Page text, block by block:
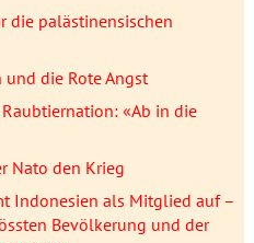
die palästinensischen
die Rote Angst
«Ab in die
Nato den Krieg
Indonesien als Mitglied auf –
Bevölkerung und der